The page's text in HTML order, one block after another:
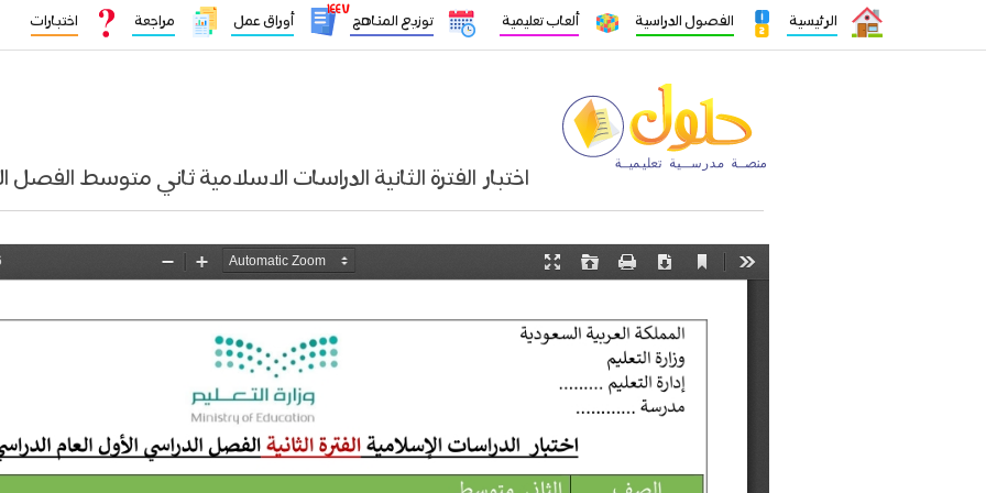
الرئيسية الفصول الدراسية ألعاب تعليمية توزيع المناهج
١٤٤٧
أوراق عمل مراجعة اختبارات
اختبار الفترة الثانية الدراسات الاسلامية ثاني متوسط الفصل